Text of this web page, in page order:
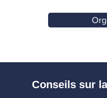
Conseils sur